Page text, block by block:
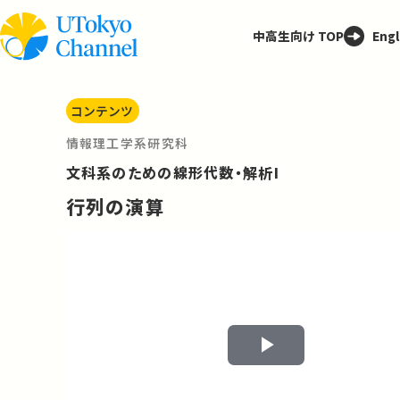
中高生向け TOP
コンテンツ
情報理工学系研究科
文科系のための線形代数・解析I
行列の演算
Play